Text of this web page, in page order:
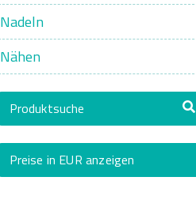
Nadeln
Nähen
Produktsuche
Preise in EUR anzeigen